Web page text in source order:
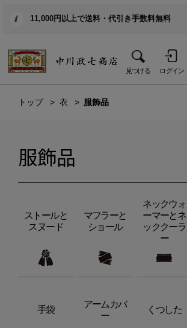
11,000円以上で送料・代引き手数料無料
見つける ログイン
トップ 衣 服飾品
服飾品
ストールと
スヌード
マフラーと
ショール
ネックウォ
ーマーとネ
ッククーラ
ー
手袋
アームカバ
ー
くつした